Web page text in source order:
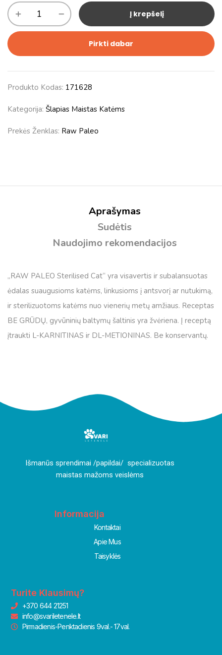
Į krepšelį
Pirkti dabar
Produkto Kodas: 171628
Kategorija: Šlapias Maistas Katėms
Prekės Ženklas: Raw Paleo
Aprašymas
Sudėtis
Naudojimo rekomendacijos
„RAW PALEO Sterilised Cat“ yra visavertis ir subalansuotas
ėdalas suaugusioms katėms, linkusioms į antsvorį ar nutukimą,
ir sterilizuotoms katėms nuo vienerių metų amžiaus. Receptas
BE GRŪDŲ, gyvūninių baltymų šaltinis yra žvėriena. Į receptą
įtraukti L-KARNITINAS ir DL-METIONINAS. Be konservantų.
Išmanūs sprendimai /papildai/ specializuotas
maistas mažoms veislėms
Informacija
Kontaktai
Apie Mus
Taisyklės
Turite Klausimų?
+370 644 21251
info@svariletenele.lt
Pirmadienis-Penktadienis 9val.- 17val.